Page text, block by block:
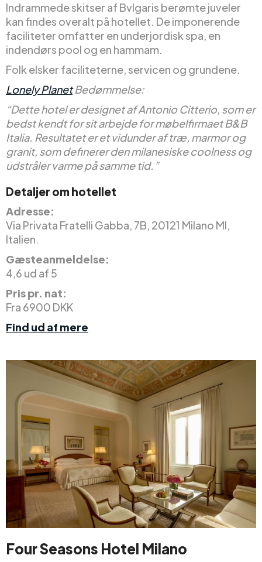
Indrammede skitser af Bvlgaris berømte juveler
kan findes overalt på hotellet. De imponerende
faciliteter omfatter en underjordisk spa, en
indendørs pool og en hammam.
Folk elsker faciliteterne, servicen og grundene.
Lonely PlanetBedømmelse:
“Dette hotel er designet af Antonio Citterio, som er
bedst kendt for sit arbejde for møbelfirmaet B&B
Italia. Resultatet er et vidunder af træ, marmor og
granit, som definerer den milanesiske coolness og
udstråler varme på samme tid.”
Detaljer om hotellet
Adresse:
Via Privata Fratelli Gabba, 7B, 20121 Milano MI,
Italien.
Gæsteanmeldelse:
4,6 ud af 5
Pris pr. nat:
Fra 6900 DKK
Find ud af mere
Four Seasons Hotel Milano